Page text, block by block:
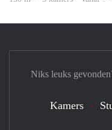
Niks leuks
Kamers